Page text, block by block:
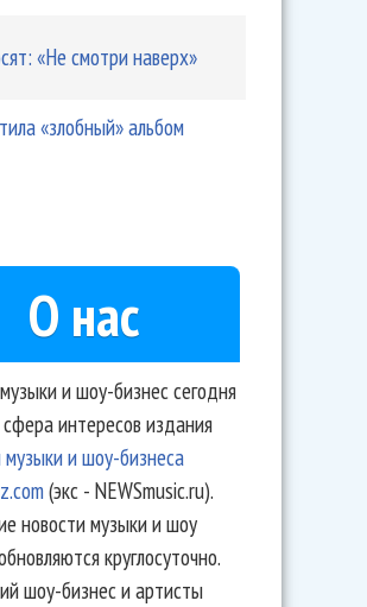
«Не смотри наверх»
«злобный» альбом
О нас
и шоу-бизнес сегодня
сфера интересов издания
музыки и шоу-бизнеса
(экс - NEWSmusic.ru).
новости музыки и шоу
круглосуточно.
шоу-бизнес и артисты